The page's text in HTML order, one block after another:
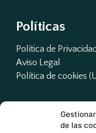
de las
Políticas
Política de
Aviso Legal
Política de cookies
Contacto